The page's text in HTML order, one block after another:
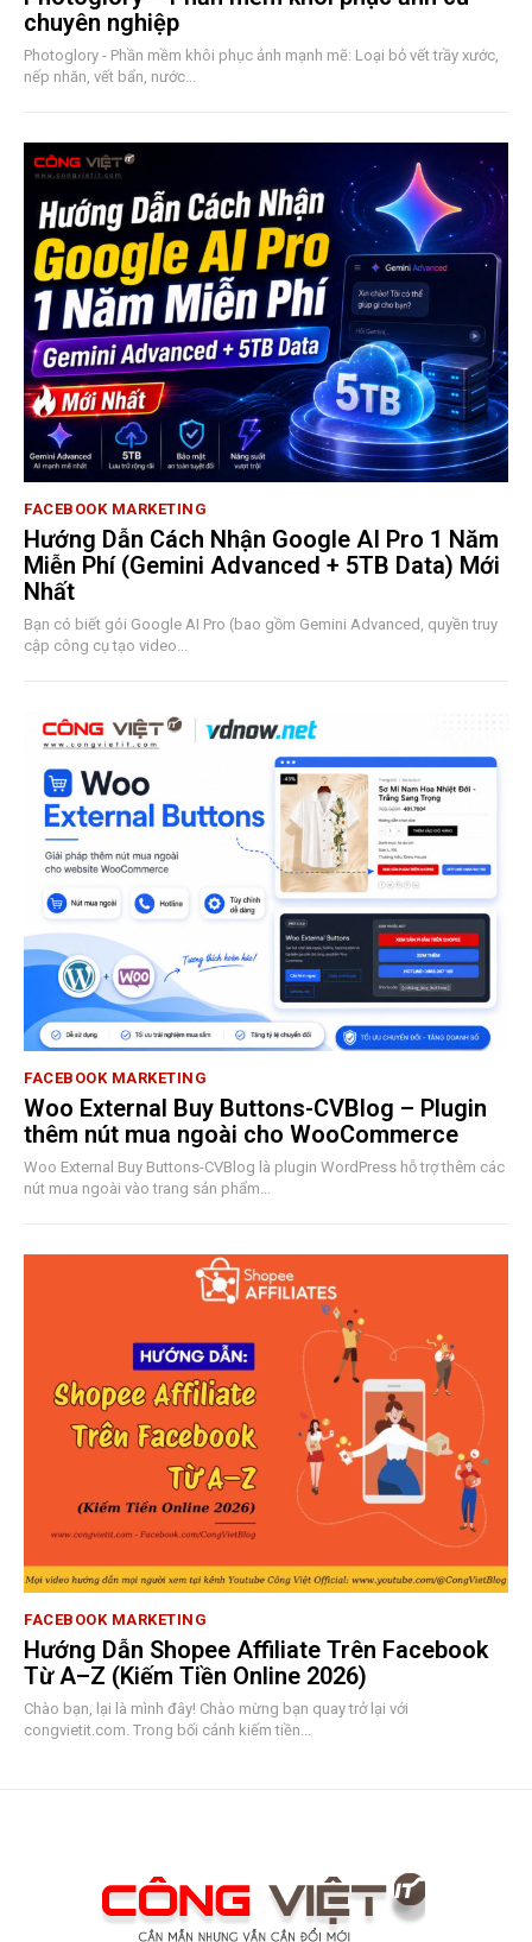
chuyên nghiệp
Photoglory - Phần mềm khôi phục ảnh mạnh mẽ: Loại bỏ vết trầy xước,
nếp nhăn, vết bẩn, nước...
FACEBOOK MARKETING
Hướng Dẫn Cách Nhận Google AI Pro 1 Năm
Miễn Phí (Gemini Advanced + 5TB Data) Mới
Nhất
Bạn có biết gói Google AI Pro (bao gồm Gemini Advanced, quyền truy
cập công cụ tạo video...
FACEBOOK MARKETING
Woo External Buy Buttons-CVBlog – Plugin
thêm nút mua ngoài cho WooCommerce
Woo External Buy Buttons-CVBlog là plugin WordPress hỗ trợ thêm các
nút mua ngoài vào trang sản phẩm...
FACEBOOK MARKETING
Hướng Dẫn Shopee Affiliate Trên Facebook
Từ A–Z (Kiếm Tiền Online 2026)
Chào bạn, lại là mình đây! Chào mừng bạn quay trở lại với
congvietit.com. Trong bối cảnh kiếm tiền...